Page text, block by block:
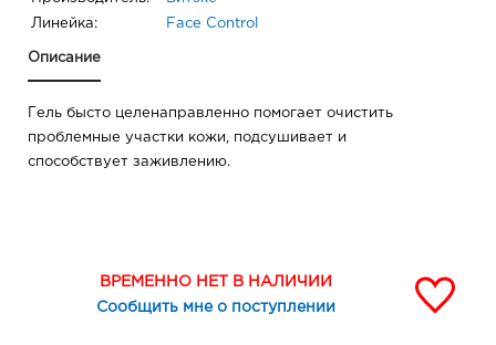
Линейка: Face Control
Описание
Гель бысто целенаправленно помогает очистить
проблемные участки кожи, подсушивает и
способствует заживлению.
ВРЕМЕННО НЕТ В НАЛИЧИИ
Сообщить мне о поступлении